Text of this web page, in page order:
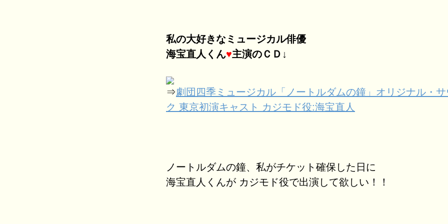
私の大好きなミュージカル俳優
海宝直人くん♥主演のＣＤ↓
⇒劇団四季ミュージカル「ノートルダムの鐘」オリジナル・
ク 東京初演キャスト カジモド役:海宝直人
ノートルダムの鐘、私がチケット確保した日に
海宝直人くんが カジモド役で出演して欲しい！！